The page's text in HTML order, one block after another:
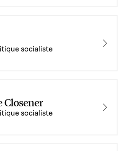
socialiste
Closener
socialiste